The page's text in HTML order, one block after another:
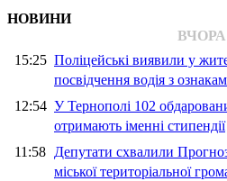
НОВИНИ
ВЧОРА
15:25 Поліцейські виявили у
посвідчення водія з
12:54 У Тернополі 102
отримають іменні стипендії
11:58 Депутати схвалили
міської територіальної